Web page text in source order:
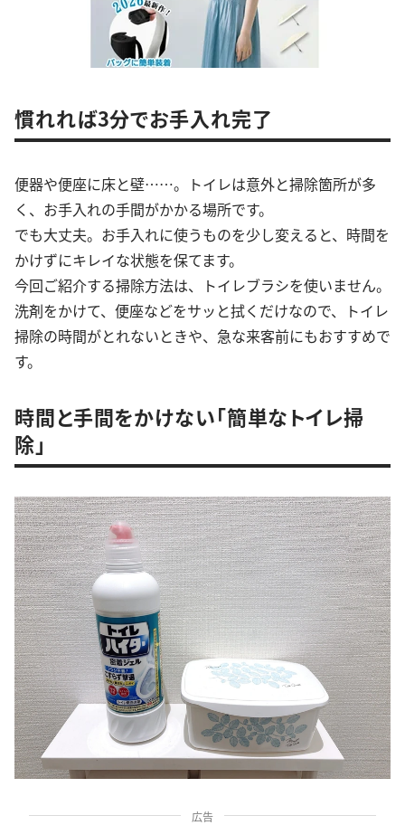
慣れれば3分でお手入れ完了
便器や便座に床と壁……。トイレは意外と掃除箇所が多
く、お手入れの手間がかかる場所です。
でも大丈夫。お手入れに使うものを少し変えると、時間を
かけずにキレイな状態を保てます。
今回ご紹介する掃除方法は、トイレブラシを使いません。
洗剤をかけて、便座などをサッと拭くだけなので、トイレ
掃除の時間がとれないときや、急な来客前にもおすすめで
す。
時間と手間をかけない「簡単なトイレ掃
除」
広告